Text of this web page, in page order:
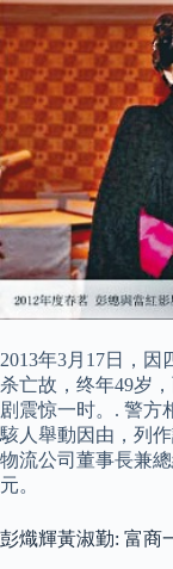
2013年3月17日，
杀亡故，终年49岁
剧震惊一时。. 警方
駭人舉動因由，列
物流公司董事長兼
元。
彭熾輝黃淑勤: 富商